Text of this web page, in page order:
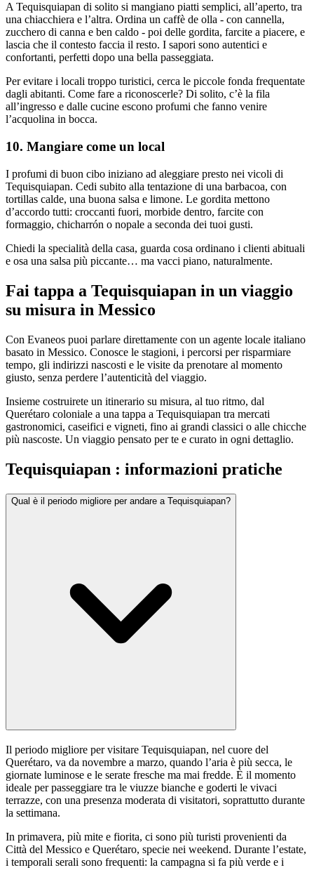
A Tequisquiapan di solito si mangiano piatti semplici, all’aperto, tra
una chiacchiera e l’altra. Ordina un caffè de olla - con cannella,
zucchero di canna e ben caldo - poi delle gordita, farcite a piacere, e
lascia che il contesto faccia il resto. I sapori sono autentici e
confortanti, perfetti dopo una bella passeggiata.
Per evitare i locali troppo turistici, cerca le piccole fonda frequentate
dagli abitanti. Come fare a riconoscerle? Di solito, c’è la fila
all’ingresso e dalle cucine escono profumi che fanno venire
l’acquolina in bocca.
10. Mangiare come un local
I profumi di buon cibo iniziano ad aleggiare presto nei vicoli di
Tequisquiapan. Cedi subito alla tentazione di una barbacoa, con
tortillas calde, una buona salsa e limone. Le gordita mettono
d’accordo tutti: croccanti fuori, morbide dentro, farcite con
formaggio, chicharrón o nopale a seconda dei tuoi gusti.
Chiedi la specialità della casa, guarda cosa ordinano i clienti abituali
e osa una salsa più piccante… ma vacci piano, naturalmente.
Fai tappa a Tequisquiapan in un viaggio
su misura in Messico
Con Evaneos puoi parlare direttamente con un agente locale italiano
basato in Messico. Conosce le stagioni, i percorsi per risparmiare
tempo, gli indirizzi nascosti e le visite da prenotare al momento
giusto, senza perdere l’autenticità del viaggio.
Insieme costruirete un itinerario su misura, al tuo ritmo, dal
Querétaro coloniale a una tappa a Tequisquiapan tra mercati
gastronomici, caseifici e vigneti, fino ai grandi classici o alle chicche
più nascoste. Un viaggio pensato per te e curato in ogni dettaglio.
Tequisquiapan : informazioni pratiche
Qual è il periodo migliore per andare a Tequisquiapan?
Il periodo migliore per visitare Tequisquiapan, nel cuore del
Querétaro, va da novembre a marzo, quando l’aria è più secca, le
giornate luminose e le serate fresche ma mai fredde. È il momento
ideale per passeggiare tra le viuzze bianche e goderti le vivaci
terrazze, con una presenza moderata di visitatori, soprattutto durante
la settimana.
In primavera, più mite e fiorita, ci sono più turisti provenienti da
Città del Messico e Querétaro, specie nei weekend. Durante l’estate,
i temporali serali sono frequenti: la campagna si fa più verde e i